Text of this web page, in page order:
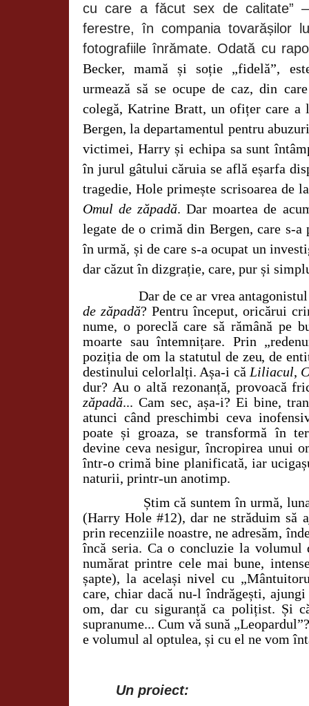
cu care a făcut sex de calitate”
ferestre, în compania tovarășilor
fotografiile înrămate. Odată cu
Becker, mamă și soție „fidelă”,
urmează să se ocupe de caz, din
colegă, Katrine Bratt, un ofițer care
Bergen, la departamentul pentru
victimei, Harry și echipa sa sunt
în jurul gâtului căruia se află eșarfa
tragedie, Hole primește scrisoarea de
Omul de zăpadă. Dar moartea de
legate de o crimă din Bergen, care s-a
în urmă, și de care s-a ocupat un
dar căzut în dizgrație, care, pur și
Dar de ce ar vrea
de zăpadă? Pentru început, oricărui
nume, o poreclă care să rămână pe
moarte sau întemnițare. Prin
poziția de om la statutul de zeu, de
destinului celorlalți. Așa-i că Liliacul,
dur? Au o altă rezonanță, provoacă
zăpadă... Cam sec, așa-i? Ei bine,
atunci când preschimbi ceva
poate și groaza, se transformă în
devine ceva nesigur, încropirea unui
într-o crimă bine planificată, iar
naturii, printr-un anotimp.
Știm că suntem în urmă, luna
(Harry Hole #12), dar ne străduim să
prin recenziile noastre, ne adresăm,
încă seria. Ca o concluzie la volumul
numărat printre cele mai bune,
șapte), la același nivel cu
care, chiar dacă nu-l îndrăgești,
om, dar cu siguranță ca polițist. Și
supranume... Cum vă sună
e volumul al optulea, și cu el ne vom
Un proiect: